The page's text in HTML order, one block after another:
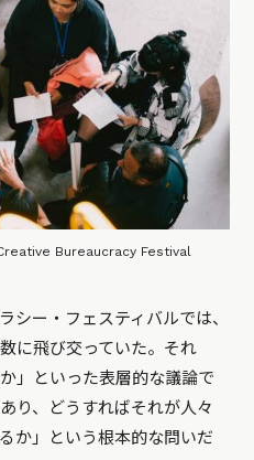
Bureaucracy Festival
シー・フェスティバルでは、
に飛び交っていた。それ
」といった表層的な議論で
り、どうすればそれが人々
か」という根本的な問いだ